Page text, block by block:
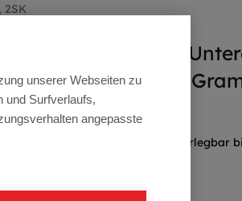
2SK
- COMPACT
| 170
19100
170g 2xAcrylklebeband, 1,5x50m verlegbar
unserer Webseiten zu
und Surfverlaufs,
angepasste